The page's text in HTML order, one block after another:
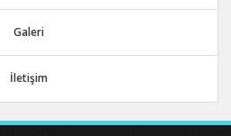
Galeri
İletişim